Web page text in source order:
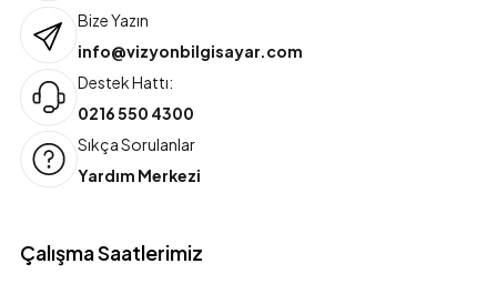
Bize Yazın
info@vizyonbilgisayar.com
Destek Hattı:
0216 550 4300
Sıkça Sorulanlar
Yardım Merkezi
Çalışma Saatlerimiz